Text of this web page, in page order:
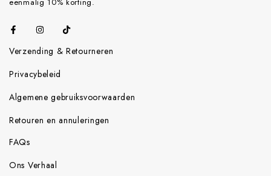
eenmalig 10% korting.
Verzending & Retourneren
Privacybeleid
Algemene gebruiksvoorwaarden
Retouren en annuleringen
FAQs
Ons Verhaal